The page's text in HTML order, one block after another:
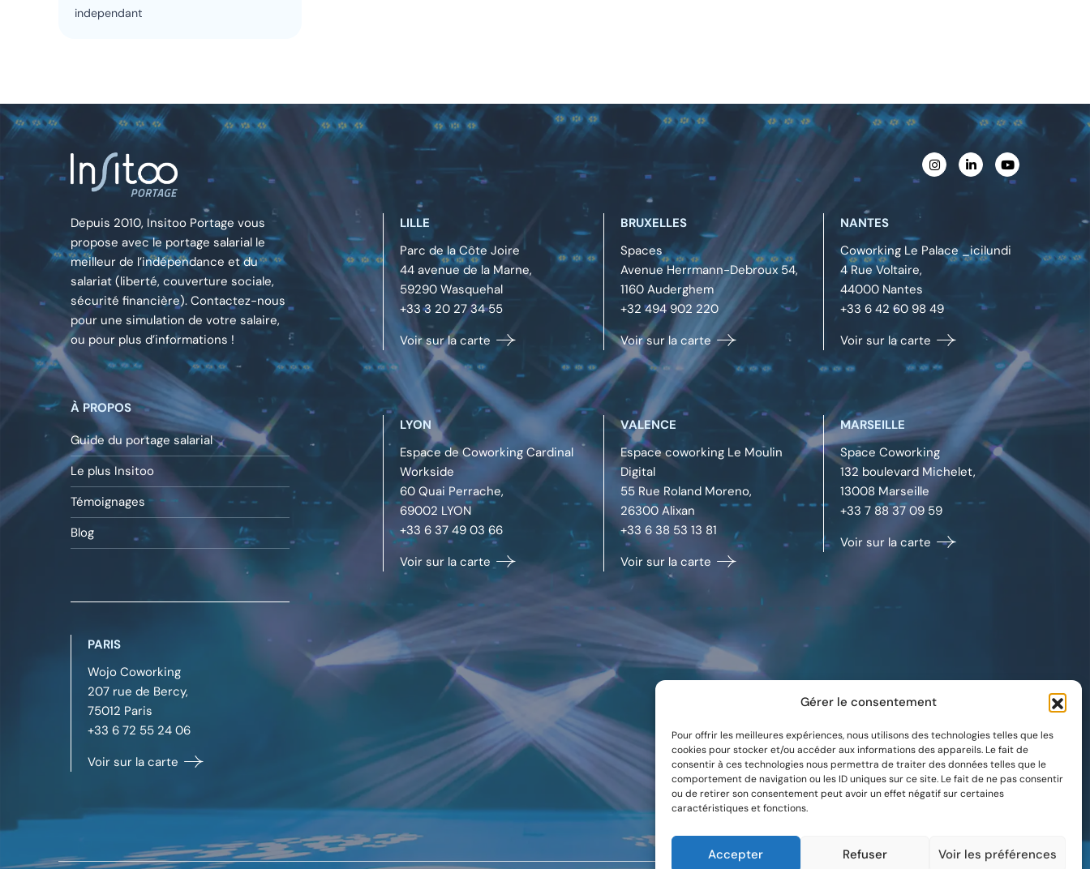
Gérer le consentement
Pour offrir les meilleures expériences, nous utilisons des technologies telles que les
cookies pour stocker et/ou accéder aux informations des appareils. Le fait de
consentir à ces technologies nous permettra de traiter des données telles que le
comportement de navigation ou les ID uniques sur ce site. Le fait de ne pas consentir
ou de retirer son consentement peut avoir un effet négatif sur certaines
caractéristiques et fonctions.
Accepter Refuser Voir les préférences
independant
Depuis 2010, Insitoo Portage vous
propose avec le portage salarial le
meilleur de l’indépendance et du
salariat (liberté, couverture sociale,
sécurité financière). Contactez-nous
pour une simulation de votre salaire,
ou pour plus d’informations !
À PROPOS
Guide du portage salarial
Le plus Insitoo
Témoignages
Blog
PARIS
Wojo Coworking
207 rue de Bercy,
75012 Paris
+33 6 72 55 24 06
Voir sur la carte
LILLE
Parc de la Côte Joire
44 avenue de la Marne,
59290 Wasquehal
+33 3 20 27 34 55
Voir sur la carte
BRUXELLES
Spaces
Avenue Herrmann-Debroux 54,
1160 Auderghem
+32 494 902 220
Voir sur la carte
NANTES
Coworking Le Palace _icilundi
4 Rue Voltaire,
44000 Nantes
+33 6 42 60 98 49
Voir sur la carte
LYON
Espace de Coworking Cardinal
Workside
60 Quai Perrache,
69002 LYON
+33 6 37 49 03 66
Voir sur la carte
VALENCE
Espace coworking Le Moulin
Digital
55 Rue Roland Moreno,
26300 Alixan
+33 6 38 53 13 81
Voir sur la carte
MARSEILLE
Space Coworking
132 boulevard Michelet,
13008 Marseille
+33 7 88 37 09 59
Voir sur la carte